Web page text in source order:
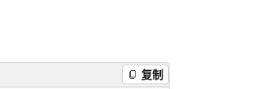
复制